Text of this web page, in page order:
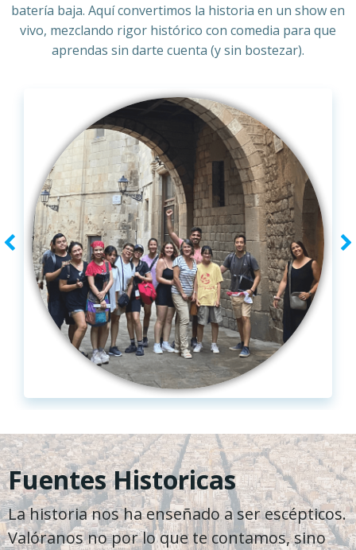
batería baja. Aquí convertimos la historia en un show en
vivo, mezclando rigor histórico con comedia para que
aprendas sin darte cuenta (y sin bostezar).
Fuentes Historicas
La historia nos ha enseñado a ser escépticos.
Valóranos no por lo que te contamos, sino